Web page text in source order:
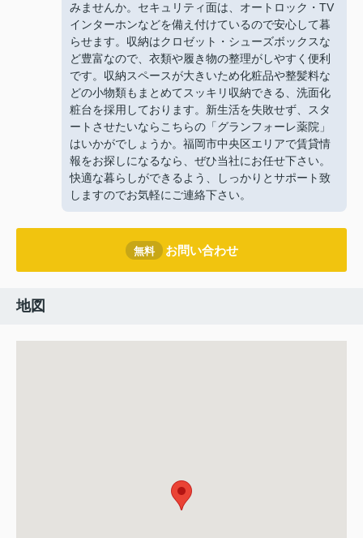
みませんか。セキュリティ面は、オートロック・TV
インターホンなどを備え付けているので安心して暮
らせます。収納はクロゼット・シューズボックスな
ど豊富なので、衣類や履き物の整理がしやすく便利
です。収納スペースが大きいため化粧品や整髪料な
どの小物類もまとめてスッキリ収納できる、洗面化
粧台を採用しております。新生活を失敗せず、スタ
ートさせたいならこちらの「グランフォーレ薬院」
はいかがでしょうか。福岡市中央区エリアで賃貸情
報をお探しになるなら、ぜひ当社にお任せ下さい。
快適な暮らしができるよう、しっかりとサポート致
しますのでお気軽にご連絡下さい。
無料 お問い合わせ
地図